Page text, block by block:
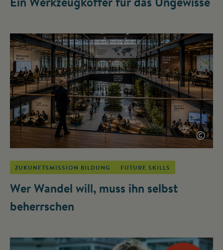
©
ZUKUNFTSMISSION BILDUNG FUTURE SKILLS
Wer Wandel will, muss ihn selbst
beherrschen